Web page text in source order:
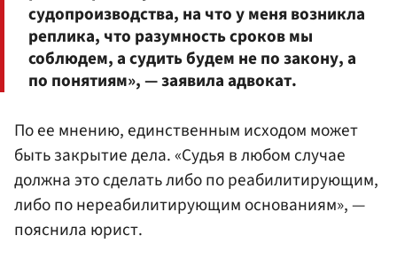
судопроизводства, на что у меня возникла
реплика, что разумность сроков мы
соблюдем, а судить будем не по закону, а
по понятиям», — заявила адвокат.
По ее мнению, единственным исходом может
быть закрытие дела. «Судья в любом случае
должна это сделать либо по реабилитирующим,
либо по нереабилитирующим основаниям», —
пояснила юрист.